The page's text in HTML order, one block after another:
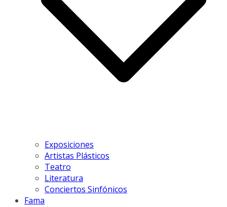
Exposiciones
Artistas Plásticos
Teatro
Literatura
Conciertos Sinfónicos
Fama